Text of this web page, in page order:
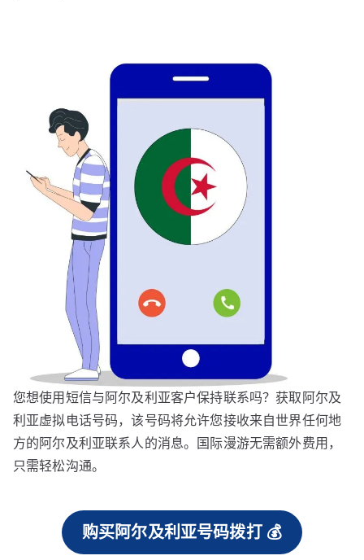
您想使用短信与阿尔及利亚客户保持联系吗？获取阿尔及
利亚虚拟电话号码，该号码将允许您接收来自世界任何地
方的阿尔及利亚联系人的消息。国际漫游无需额外费用，
只需轻松沟通。
购买阿尔及利亚号码拨打 💰